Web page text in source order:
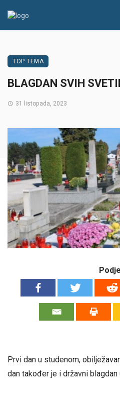
TOP TEMA
BLAGDAN SVIH
31 listopada, 2023
Prvi dan u studenom,
dan također je i državni